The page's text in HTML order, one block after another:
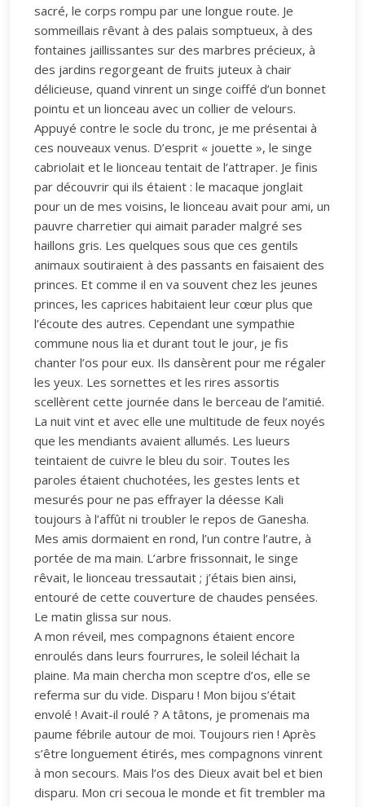
sacré, le corps rompu par une longue route. Je
sommeillais rêvant à des palais somptueux, à des
fontaines jaillissantes sur des marbres précieux, à
des jardins regorgeant de fruits juteux à chair
délicieuse, quand vinrent un singe coiffé d’un bonnet
pointu et un lionceau avec un collier de velours.
Appuyé contre le socle du tronc, je me présentai à
ces nouveaux venus. D’esprit « jouette », le singe
cabriolait et le lionceau tentait de l’attraper. Je finis
par découvrir qui ils étaient : le macaque jonglait
pour un de mes voisins, le lionceau avait pour ami, un
pauvre charretier qui aimait parader malgré ses
haillons gris. Les quelques sous que ces gentils
animaux soutiraient à des passants en faisaient des
princes. Et comme il en va souvent chez les jeunes
princes, les caprices habitaient leur cœur plus que
l’écoute des autres. Cependant une sympathie
commune nous lia et durant tout le jour, je fis
chanter l’os pour eux. Ils dansèrent pour me régaler
les yeux. Les sornettes et les rires assortis
scellèrent cette journée dans le berceau de l’amitié.
La nuit vint et avec elle une multitude de feux noyés
que les mendiants avaient allumés. Les lueurs
teintaient de cuivre le bleu du soir. Toutes les
paroles étaient chuchotées, les gestes lents et
mesurés pour ne pas effrayer la déesse Kali
toujours à l’affût ni troubler le repos de Ganesha.
Mes amis dormaient en rond, l’un contre l’autre, à
portée de ma main. L’arbre frissonnait, le singe
rêvait, le lionceau tressautait ; j’étais bien ainsi,
entouré de cette couverture de chaudes pensées.
Le matin glissa sur nous.
A mon réveil, mes compagnons étaient encore
enroulés dans leurs fourrures, le soleil léchait la
plaine. Ma main chercha mon sceptre d’os, elle se
referma sur du vide. Disparu ! Mon bijou s’était
envolé ! Avait-il roulé ? A tâtons, je promenais ma
paume fébrile autour de moi. Toujours rien ! Après
s’être longuement étirés, mes compagnons vinrent
à mon secours. Mais l’os des Dieux avait bel et bien
disparu. Mon cri secoua le monde et fit trembler ma